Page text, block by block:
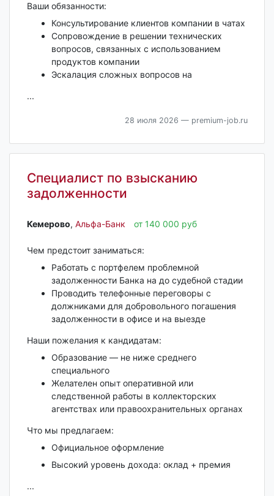
Ваши обязанности:
Консультирование клиентов компании в чатах
Сопровождение в решении технических
вопросов, связанных с использованием
продуктов компании
Эскалация сложных вопросов на
...
28 июля 2026 — premium-job.ru
Специалист по взысканию
задолженности
Кемерово‎, Альфа-Банк от 140 000 руб
Чем предстоит заниматься:
Работать с портфелем проблемной
задолженности Банка на до судебной стадии
Проводить телефонные переговоры с
должниками для добровольного погашения
задолженности в офисе и на выезде
Наши пожелания к кандидатам:
Образование — не ниже среднего
специального
Желателен опыт оперативной или
следственной работы в коллекторских
агентствах или правоохранительных органах
Что мы предлагаем:
Официальное оформление
Высокий уровень дохода: оклад + премия
...